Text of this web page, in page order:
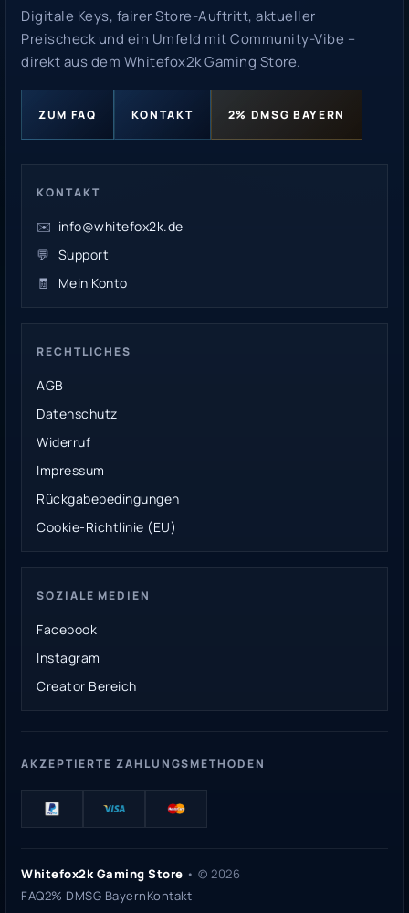
Digitale Keys, fairer Store-Auftritt, aktueller
Preischeck und ein Umfeld mit Community-Vibe –
direkt aus dem Whitefox2k Gaming Store.
ZUM FAQ KONTAKT 2% DMSG BAYERN
KONTAKT
✉️ info@whitefox2k.de
💬 Support
🧾
Mein Konto
RECHTLICHES
AGB
Datenschutz
Widerruf
Impressum
Rückgabebedingungen
Cookie-Richtlinie (EU)
SOZIALE MEDIEN
Facebook
Instagram
Creator Bereich
AKZEPTIERTE ZAHLUNGSMETHODEN
Whitefox2k Gaming Store • © 2026
FAQ2% DMSG BayernKontakt